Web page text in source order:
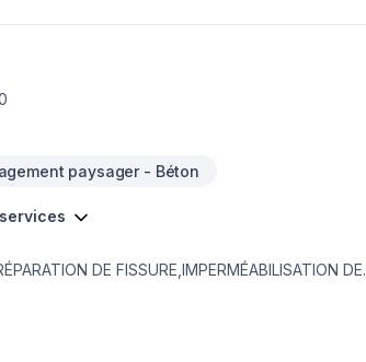
paysager - Béton
DE FISSURE,IMPERMÉABILISATION DE